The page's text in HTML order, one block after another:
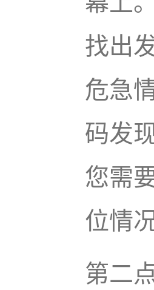
找出
危急
码发
您需
位情况
第二